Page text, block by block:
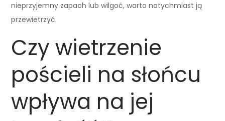
nieprzyjemny zapach lub wilgoć, warto natychmiast ją
przewietrzyć.
Czy wietrzenie
pościeli na słońcu
wpływa na jej